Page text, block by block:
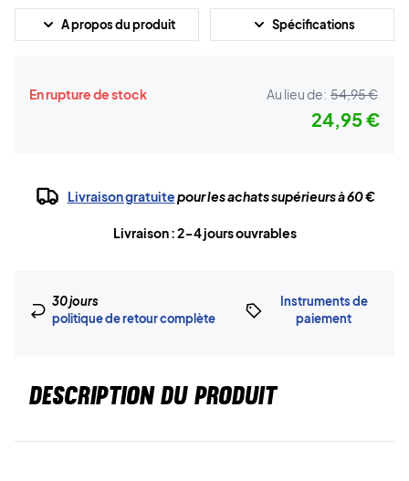
A propos du produit Spécifications
En rupture de stock Au lieu de: 54,95 €
24,95 €
Livraison gratuitepour les achats supérieurs à 60 €
Livraison : 2-4 jours ouvrables
30 jours
politique de retour complète
Instruments de
paiement
DESCRIPTION DU PRODUIT